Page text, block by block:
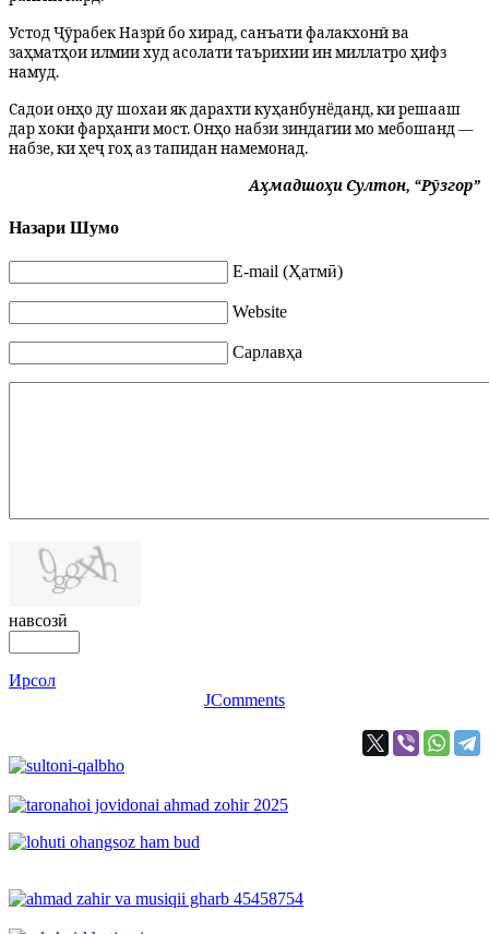
​Устод Ҷӯрабек Назрӣ бо хирад, санъатифалакхонӣ ва
заҳматҳои илмии худ асолати таърихии ин миллатро ҳифз
намуд.
​Садои онҳо ду шохаи як дарахти куҳанбунёданд, ки решааш
дар хоки фарҳанги мост. Онҳо набзи зиндагии мо мебошанд —
набзе, ки ҳеҷ гоҳ аз тапидан намемонад.
Аҳмадшоҳи Султон, “Рӯзгор”
Назари Шумо
E-mail (Ҳатмӣ)
Website
Сарлавҳа
навсозӣ
Ирсол
JComments